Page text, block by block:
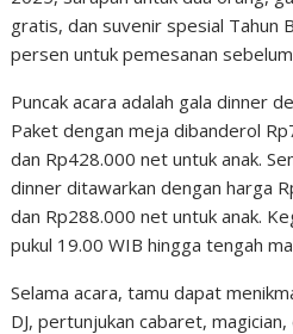
gratis, dan suvenir spesial Tahun
persen untuk pemesanan
Puncak acara adalah gala dinner
Paket dengan meja dibanderol
dan Rp428.000 net untuk anak.
dinner ditawarkan dengan harga
dan Rp288.000 net untuk anak.
pukul 19.00 WIB hingga tengah
Selama acara, tamu dapat
DJ, pertunjukan cabaret,